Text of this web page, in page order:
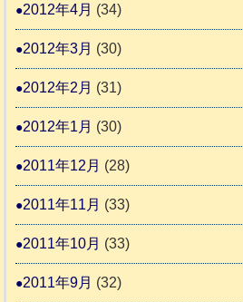
2012年4月 (34)
2012年3月 (30)
2012年2月 (31)
2012年1月 (30)
2011年12月 (28)
2011年11月 (33)
2011年10月 (33)
2011年9月 (32)